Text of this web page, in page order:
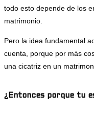
todo esto depende de los
matrimonio.
Pero la idea fundamental
cuenta, porque por más
una cicatriz en un
¿Entonces porque tu